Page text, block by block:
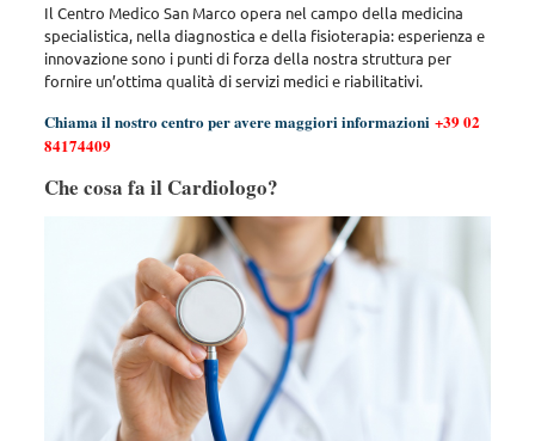
Il Centro Medico San Marco opera nel campo della medicina
specialistica, nella diagnostica e della fisioterapia: esperienza e
innovazione sono i punti di forza della nostra struttura per
fornire un’ottima qualità di servizi medici e riabilitativi.
Chiama il nostro centro per avere maggiori informazioni +39 02
84174409
Che cosa fa il Cardiologo?